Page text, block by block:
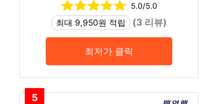
5.0/5.0
최대 9,950원 적립
(3 리뷰)
최저가 클릭
5